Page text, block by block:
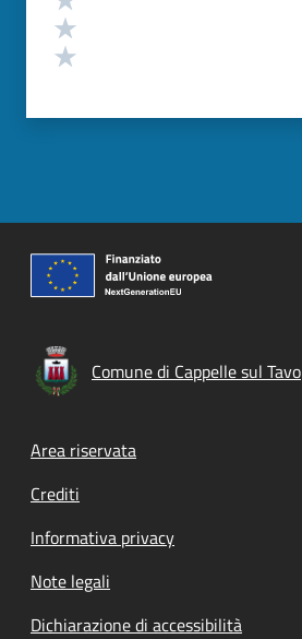
Comune di Cappelle sul Tavo
Footer menu
Area riservata
Crediti
Informativa privacy
Note legali
Dichiarazione di accessibilità